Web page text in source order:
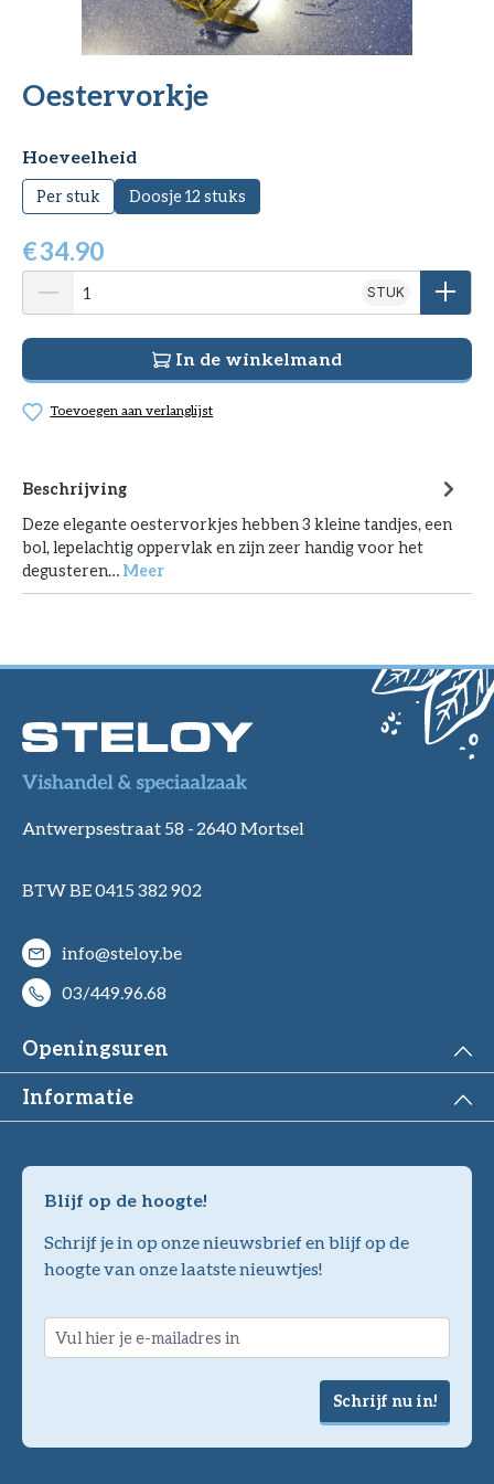
Oestervorkje
Selecteer
Hoeveelheid
Per stuk Doosje 12 stuks
€34.90
STUK
In de winkelmand
Toevoegen aan verlanglijst
Beschrijving
Deze elegante oestervorkjes hebben 3 kleine tandjes, een
bol, lepelachtig oppervlak en zijn zeer handig voor het
degusteren… Meer
Antwerpsestraat 58 - 2640 Mortsel
BTW BE 0415 382 902
info@steloy.be
03/449.96.68
Openingsuren
Informatie
Blijf op de hoogte!
Schrijf je in op onze nieuwsbrief en blijf op de
hoogte van onze laatste nieuwtjes!
Schrijf nu in!